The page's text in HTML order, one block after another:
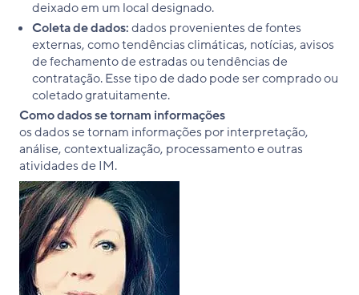
deixado em um local designado.
Coleta de dados:dados provenientes de fontes
externas, como tendências climáticas, notícias, avisos
de fechamento de estradas ou tendências de
contratação. Esse tipo de dado pode ser comprado ou
coletado gratuitamente.
Como dados se tornam informações
os dados se tornam informações por interpretação,
análise, contextualização, processamento e outras
atividades de IM.